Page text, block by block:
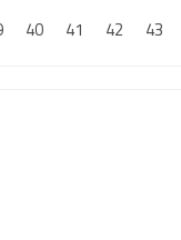
40 41 42 43